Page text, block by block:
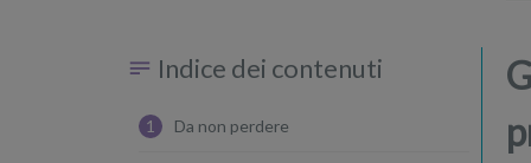
Indice dei contenuti
1 Da non perdere